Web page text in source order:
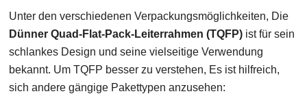
Unter den verschiedenen Verpackungsmöglichkeiten, Die
Dünner Quad-Flat-Pack-Leiterrahmen (TQFP) ist für sein
schlankes Design und seine vielseitige Verwendung
bekannt. Um TQFP besser zu verstehen, Es ist hilfreich,
sich andere gängige Pakettypen anzusehen: